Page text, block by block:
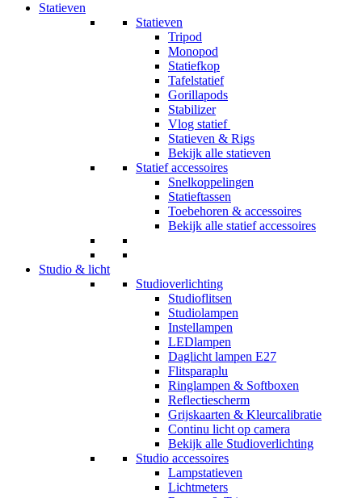
Statieven
Statieven
Tripod
Monopod
Statiefkop
Tafelstatief
Gorillapods
Stabilizer
Vlog statief
Statieven & Rigs
Bekijk alle statieven
Statief accessoires
Snelkoppelingen
Statieftassen
Toebehoren & accessoires
Bekijk alle statief accessoires
Studio & licht
Studioverlichting
Studioflitsen
Studiolampen
Instellampen
LEDlampen
Daglicht lampen E27
Flitsparaplu
Ringlampen & Softboxen
Reflectiescherm
Grijskaarten & Kleurcalibratie
Continu licht op camera
Bekijk alle Studioverlichting
Studio accessoires
Lampstatieven
Lichtmeters